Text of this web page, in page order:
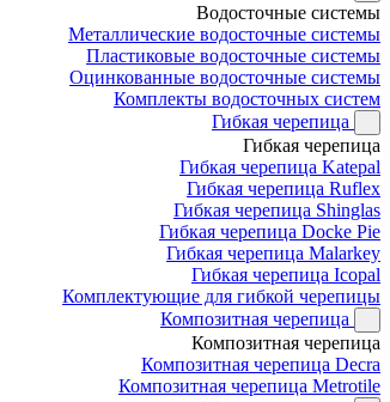
Водосточные системы
Металлические водосточные системы
Пластиковые водосточные системы
Оцинкованные водосточные системы
Комплекты водосточных систем
Гибкая черепица
Гибкая черепица
Гибкая черепица Katepal
Гибкая черепица Ruflex
Гибкая черепица Shinglas
Гибкая черепица Docke Pie
Гибкая черепица Malarkey
Гибкая черепица Icopal
Комплектующие для гибкой черепицы
Композитная черепица
Композитная черепица
Композитная черепица Decra
Композитная черепица Metrotile